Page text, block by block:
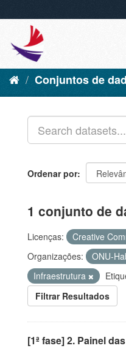
Conjuntos de
Ordenar por
1 conjunto de
Licenças:
Creative
Organizações:
ONU-
Infraestrutura
Filtrar Resultados
[1ª fase] 2. Painel